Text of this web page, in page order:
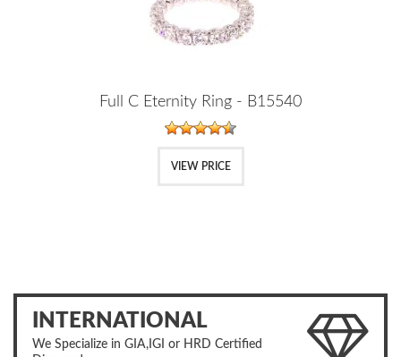
Full C Eternity Ring - B15540
VIEW PRICE
INTERNATIONAL
We Specialize in GIA,IGI or HRD Certified